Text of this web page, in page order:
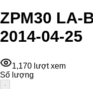
ZPM30 LA-
2014-04-25
1,170 lượt xem
Số lượng
-